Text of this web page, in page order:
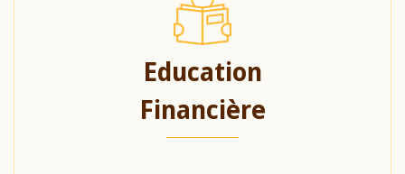
Education
Financière